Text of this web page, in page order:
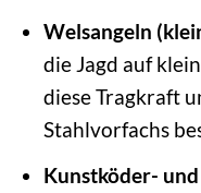
Welsangeln
die Jagd auf
diese Tragkraft
Stahlvorfachs
Kunstköder-